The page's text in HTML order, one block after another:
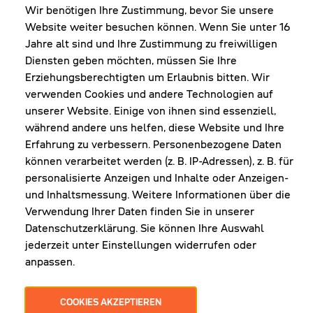
Wir benötigen Ihre Zustimmung, bevor Sie unsere
Website weiter besuchen können. Wenn Sie unter 16
Jahre alt sind und Ihre Zustimmung zu freiwilligen
Diensten geben möchten, müssen Sie Ihre
Erziehungsberechtigten um Erlaubnis bitten. Wir
verwenden Cookies und andere Technologien auf
unserer Website. Einige von ihnen sind essenziell,
während andere uns helfen, diese Website und Ihre
Erfahrung zu verbessern. Personenbezogene Daten
können verarbeitet werden (z. B. IP-Adressen), z. B. für
personalisierte Anzeigen und Inhalte oder Anzeigen-
und Inhaltsmessung. Weitere Informationen über die
Verwendung Ihrer Daten finden Sie in unserer
Datenschutzerklärung. Sie können Ihre Auswahl
jederzeit unter Einstellungen widerrufen oder
anpassen.
COOKIES AKZEPTIEREN
FR: 8:00-12:00 & 13:00-16:00 Uhr
Shop Diepoldsau
MO-Do: 8:00-12:00 & 13:00-17:30 Uhr
Fr: 8:00-16:00 Uhr
1. Samstag im Monat: 9:00-16:00 Uhr
NEWSLETTER
Erhalte Infos zu aktueller Arbeitskleidung für
deine Firma und unseren Service